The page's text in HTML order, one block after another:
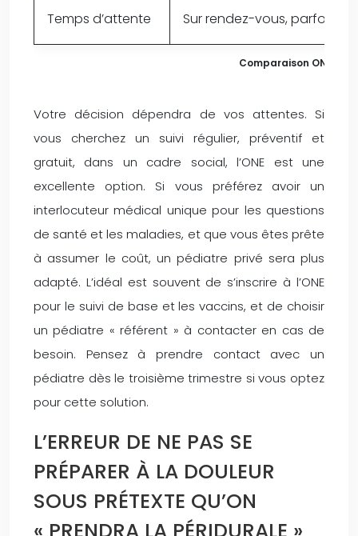
Comparaison ONE vs
Temps d’attente Sur rendez-vous, parfois
Votre décision dépendra de vos attentes. Si
vous cherchez un suivi régulier, préventif et
gratuit, dans un cadre social, l’ONE est une
excellente option. Si vous préférez avoir un
interlocuteur médical unique pour les questions
de santé et les maladies, et que vous êtes prête
à assumer le coût, un pédiatre privé sera plus
adapté. L’idéal est souvent de s’inscrire à l’ONE
pour le suivi de base et les vaccins, et de choisir
un pédiatre « référent » à contacter en cas de
besoin. Pensez à prendre contact avec un
pédiatre dès le troisième trimestre si vous optez
pour cette solution.
L’ERREUR DE NE PAS SE
PRÉPARER À LA DOULEUR
SOUS PRÉTEXTE QU’ON